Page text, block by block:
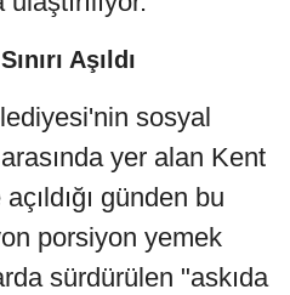
Aşıldı
sosyal
yer alan Kent
günden bu
porsiyon yemek
sürdürülen "askıda